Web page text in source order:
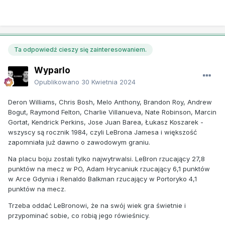
Ta odpowiedź cieszy się zainteresowaniem.
Wyparlo
Opublikowano 30 Kwietnia 2024
Deron Williams, Chris Bosh, Melo Anthony, Brandon Roy, Andrew
Bogut, Raymond Felton, Charlie Villanueva, Nate Robinson, Marcin
Gortat, Kendrick Perkins, Jose Juan Barea, Łukasz Koszarek -
wszyscy są rocznik 1984, czyli LeBrona Jamesa i większość
zapomniała już dawno o zawodowym graniu.
Na placu boju zostali tylko najwytrwalsi. LeBron rzucający 27,8
punktów na mecz w PO, Adam Hrycaniuk rzucający 6,1 punktów
w Arce Gdynia i Renaldo Balkman rzucający w Portoryko 4,1
punktów na mecz.
Trzeba oddać LeBronowi, że na swój wiek gra świetnie i
przypominać sobie, co robią jego rówieśnicy.